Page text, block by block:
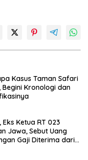
Kasus Taman Safari
Begini Kronologi dan
Eks Ketua RT 023
Jawa, Sebut Uang
Gaji Diterima dari